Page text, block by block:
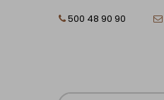
500 48 90 90